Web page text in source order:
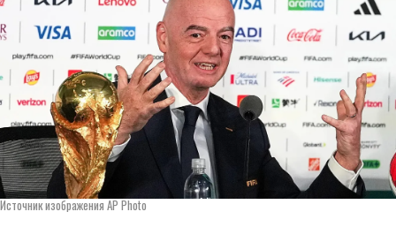
Источник изображения AP Photo